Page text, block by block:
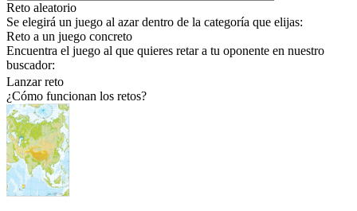
Reto aleatorio
Se elegirá un juego al azar dentro de la categoría que elijas:
Reto a un juego concreto
Encuentra el juego al que quieres retar a tu oponente en nuestro
buscador:
Lanzar reto
¿Cómo funcionan los retos?